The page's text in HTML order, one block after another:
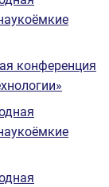
конференция